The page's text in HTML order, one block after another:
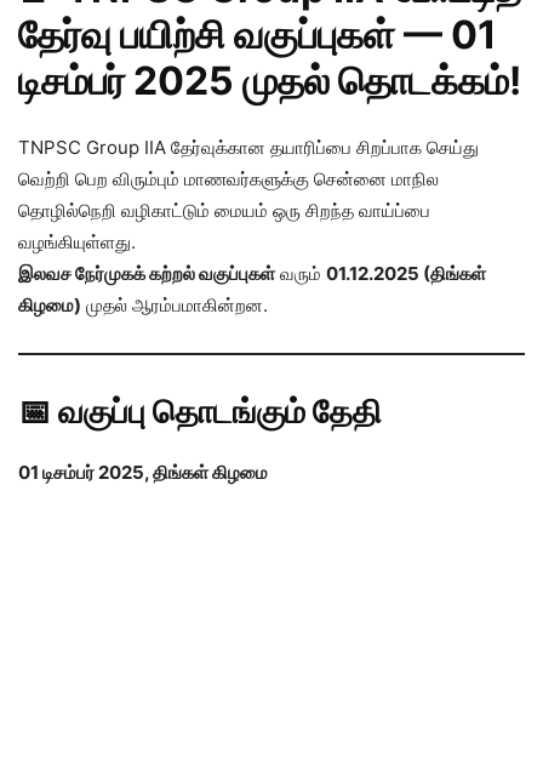
தேர்வு பயிற்சி வகுப்புகள் — 01
டிசம்பர் 2025 முதல் தொடக்கம்!
TNPSC Group IIA தேர்வுக்கான தயாரிப்பை சிறப்பாக செய்து
வெற்றி பெற விரும்பும் மாணவர்களுக்கு சென்னை மாநில
தொழில்நெறி வழிகாட்டும் மையம் ஒரு சிறந்த வாய்ப்பை
வழங்கியுள்ளது.
இலவச நேர்முகக் கற்றல் வகுப்புகள்வரும் 01.12.2025 (திங்கள்
கிழமை) முதல் ஆரம்பமாகின்றன.
📅 வகுப்பு தொடங்கும் தேதி
01 டிசம்பர் 2025, திங்கள் கிழமை